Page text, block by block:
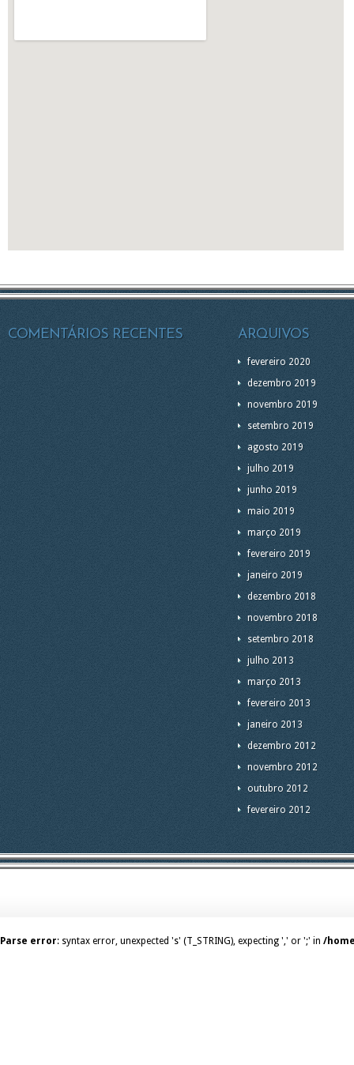
COMENTÁRIOS RECENTES ARQUIVOS
fevereiro 2020
dezembro 2019
novembro 2019
setembro 2019
agosto 2019
julho 2019
junho 2019
maio 2019
março 2019
fevereiro 2019
janeiro 2019
dezembro 2018
novembro 2018
setembro 2018
julho 2013
março 2013
fevereiro 2013
janeiro 2013
dezembro 2012
novembro 2012
outubro 2012
fevereiro 2012
Parse error: syntax error, unexpected 's' (T_STRING), expecting ',' or ';' in /